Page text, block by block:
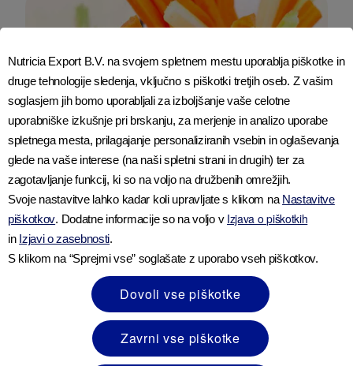
Mala porcija humusa s palčkami surove zelenjave bo prispevala
Zato se raje osredotočite na zdravo prehranjevanje,
ki naj zajema uravnotežene količine živil iz različnih
skupin. Obsežna študija je pokazala, da je
prilagajanje prehrane za ohranjanje zdrave telesne
teže v nosečnosti (ne za hujšanje) in upoštevanje
Nutricia Export B.V. na svojem spletnem mestu uporablja piškotke in
druge tehnologije sledenja, vključno s piškotki tretjih oseb. Z vašim
soglasjem jih bomo uporabljali za izboljšanje vaše celotne
uporabniške izkušnje pri brskanju, za merjenje in analizo uporabe
spletnega mesta, prilagajanje personaliziranih vsebin in oglaševanja
glede na vaše interese (na naši spletni strani in drugih) ter za
zagotavljanje funkcij, ki so na voljo na družbenih omrežjih.
Svoje nastavitve lahko kadar koli upravljate s klikom na Nastavitve
piškotkov. Dodatne informacije so na voljo v Izjava o piškotkih
in Izjavi o zasebnosti.
S klikom na “Sprejmi vse” soglašate z uporabo vseh piškotkov.
Dovoli vse piškotke
Zavrni vse piškotke